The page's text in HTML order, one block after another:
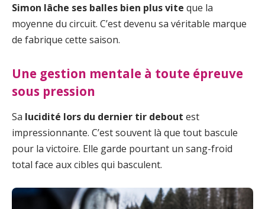
Simon lâche ses balles bien plus vite que la
moyenne du circuit. C’est devenu sa véritable marque
de fabrique cette saison.
Une gestion mentale à toute épreuve
sous pression
Sa lucidité lors du dernier tir debout est
impressionnante. C’est souvent là que tout bascule
pour la victoire. Elle garde pourtant un sang-froid
total face aux cibles qui basculent.